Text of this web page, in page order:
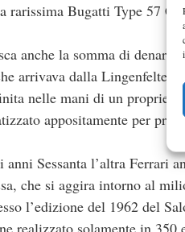
rarissima Bugatti Type 57
anche la somma di
arrivava dalla Lingenfelter
nelle mani di un
appositamente per
Sessanta l’altra Ferrari
che si aggira intorno al
l’edizione del 1962 del
realizzato solamente in